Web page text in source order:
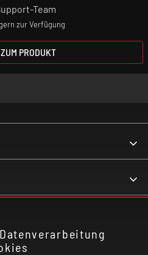
Team
zur Verfügung
PRODUKT